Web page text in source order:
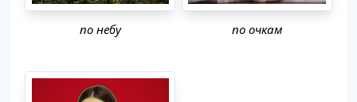
по небу по очкам